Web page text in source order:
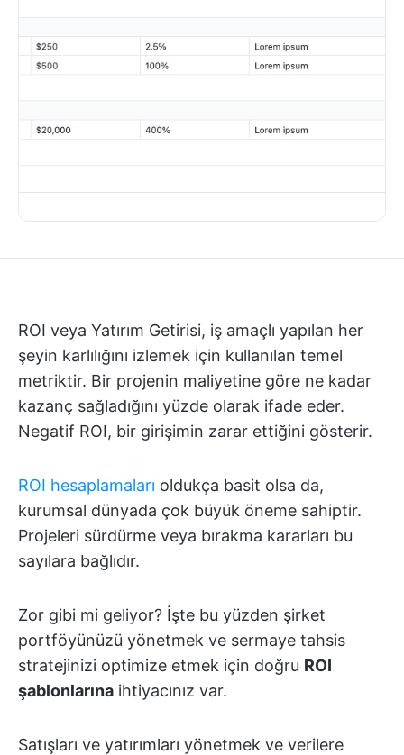
ROI veya Yatırım Getirisi, iş amaçlı yapılan her
şeyin karlılığını izlemek için kullanılan temel
metriktir. Bir projenin maliyetine göre ne kadar
kazanç sağladığını yüzde olarak ifade eder.
Negatif ROI, bir girişimin zarar ettiğini gösterir.
ROI hesaplamaları oldukça basit olsa da,
kurumsal dünyada çok büyük öneme sahiptir.
Projeleri sürdürme veya bırakma kararları bu
sayılara bağlıdır.
Zor gibi mi geliyor? İşte bu yüzden şirket
portföyünüzü yönetmek ve sermaye tahsis
stratejinizi optimize etmek için doğru ROI
şablonlarına ihtiyacınız var.
Satışları ve yatırımları yönetmek ve verilere